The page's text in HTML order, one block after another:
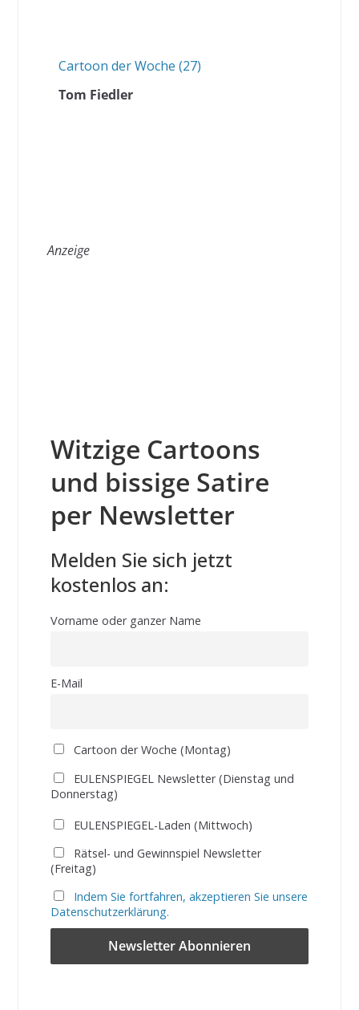
Cartoon der Woche (27)
Tom Fiedler
Anzeige
Witzige Cartoons
und bissige Satire
per Newsletter
Melden Sie sich jetzt
kostenlos an:
Vorname oder ganzer Name
E-Mail
Cartoon der Woche (Montag)
EULENSPIEGEL Newsletter (Dienstag und
Donnerstag)
EULENSPIEGEL-Laden (Mittwoch)
Rätsel- und Gewinnspiel Newsletter
(Freitag)
Indem Sie fortfahren, akzeptieren Sie unsere
Datenschutzerklärung.